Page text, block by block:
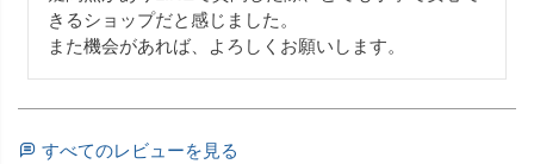
きるショップだと感じました。
また機会があれば、よろしくお願いします。
すべてのレビューを見る